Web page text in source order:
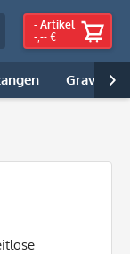
- Artikel
-,-- €
Gravur |
